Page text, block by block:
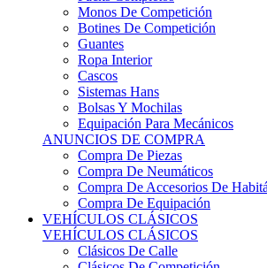
Monos De Competición
Botines De Competición
Guantes
Ropa Interior
Cascos
Sistemas Hans
Bolsas Y Mochilas
Equipación Para Mecánicos
ANUNCIOS DE COMPRA
Compra De Piezas
Compra De Neumáticos
Compra De Accesorios De
Compra De Equipación
VEHÍCULOS CLÁSICOS
VEHÍCULOS CLÁSICOS
Clásicos De Calle